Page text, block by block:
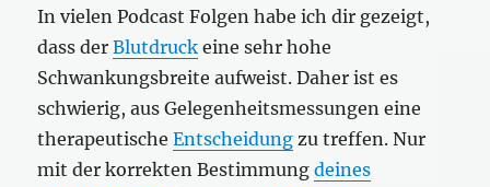
In vielen Podcast Folgen habe ich dir gezeigt,
dass derBlutdruck eine sehr hohe
Schwankungsbreite aufweist. Daher ist es
schwierig, aus Gelegenheitsmessungen eine
therapeutischeEntscheidung zu treffen. Nur
mit der korrekten Bestimmungdeines